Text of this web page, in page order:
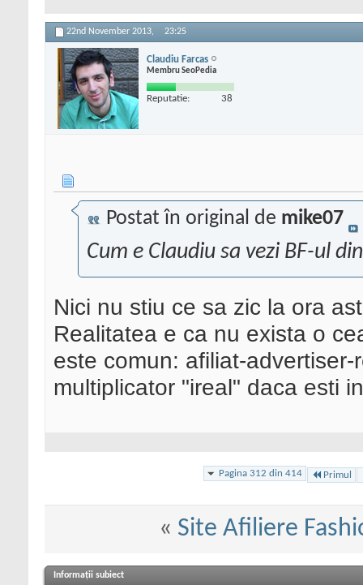
22nd November 2013, 23:25
Claudiu Farcas
Membru SeoPedia
Reputatie: 38
Postat în original de mike07
Cum e Claudiu sa vezi BF-ul
Nici nu stiu ce sa zic la ora
Realitatea e ca nu exista o
este comun: afiliat-
multiplicator "ireal" daca esti
Pagina 312 din 414 Primul
« Site Afiliere
Informații subiect